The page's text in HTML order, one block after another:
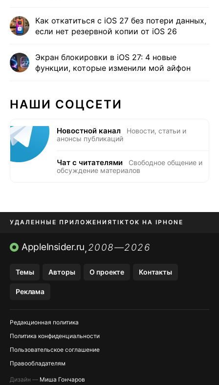
Как откатиться с iOS 27 без потери данных,
если нет резервной копии от iOS 26
Экран блокировки в iOS 27: 4 новые
функции, которые изменили мой айфон
НАШИ СОЦСЕТИ
Новостной канал
Новости, статьи и
анонсы публикаций
Чат с читателями
Свободное общение и
обсуждение материалов
УДАЛЕННЫЕ ПРИЛОЖЕНИЯTIKTOK НА IPHONE
ПРИЛОЖЕНИЯ БЕЗ APP STORE
AppleInsider.ru,2008—2026
Темы Авторы О проекте Контакты
Реклама
Редакционная политика
Политика конфиденциальности
Пользовательское соглашение
Правообладателям
Дизайн — Миша Гончаров